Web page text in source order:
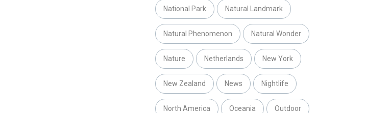
National Park Natural Landmark
Natural Phenomenon Natural Wonder
Nature Netherlands New York
New Zealand News Nightlife
North America Oceania Outdoor